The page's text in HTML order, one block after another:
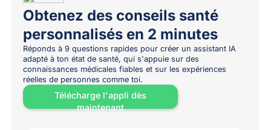
Obtenez des conseils santé
personnalisés en 2 minutes
Réponds à 9 questions rapides pour créer un assistant IA
adapté à ton état de santé, qui s'appuie sur des
connaissances médicales fiables et sur les expériences
réelles de personnes comme toi.
Télécharge l'appli dès
maintenant